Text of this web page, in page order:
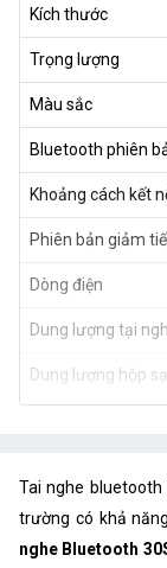
Kích thước
Trọng lượng
Màu sắc
Bluetooth phiên
Khoảng cách kết
Phiên bản giảm
Dòng điện
Dung lượng tại
Dung lượng hộp
Thời gian sử dụng
hộp sạc
Tai nghe
trường có khả
nghe Bluetooth